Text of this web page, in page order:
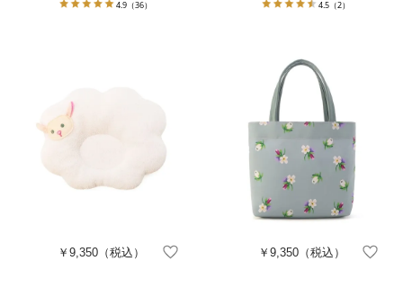
4.9（36） 4.5（2）
￥9,350 （税込） ￥9,350（税込）